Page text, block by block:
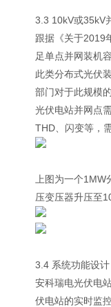
3.3 10kV或35kV
跟据《关于2019
足单点并网装机
此类分布式光伏
部门对于此规模
光伏电站并网点
THD、闪变等，
上图为一个
压变压器升压至
3.4 系统功能设计
安科瑞电光伏电
伏电站的实时监